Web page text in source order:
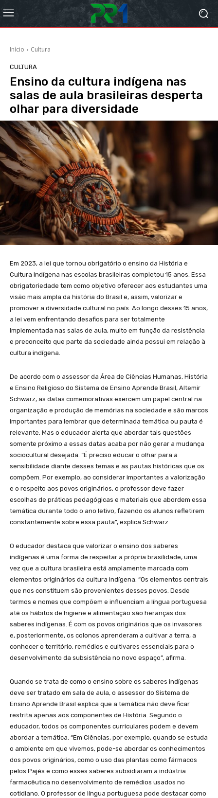
Início Cultura
CULTURA
Ensino da cultura indígena nas
salas de aula brasileiras desperta
olhar para diversidade
Em 2023, a lei que tornou obrigatório o ensino da História e
Cultura Indígena nas escolas brasileiras completou 15 anos. Essa
obrigatoriedade tem como objetivo oferecer aos estudantes uma
visão mais ampla da história do Brasil e, assim, valorizar e
promover a diversidade cultural no país. Ao longo desses 15 anos,
a lei vem enfrentando desafios para ser totalmente
implementada nas salas de aula, muito em função da resistência
e preconceito que parte da sociedade ainda possui em relação à
cultura indígena.
De acordo com o assessor da Área de Ciências Humanas, História
e Ensino Religioso do Sistema de Ensino Aprende Brasil, Altemir
Schwarz, as datas comemorativas exercem um papel central na
organização e produção de memórias na sociedade e são marcos
importantes para lembrar que determinada temática ou pauta é
relevante. Mas o educador alerta que abordar tais questões
somente próximo a essas datas acaba por não gerar a mudança
sociocultural desejada. “É preciso educar o olhar para a
sensibilidade diante desses temas e as pautas históricas que os
compõem. Por exemplo, ao considerar importantes a valorização
e o respeito aos povos originários, o professor deve fazer
escolhas de práticas pedagógicas e materiais que abordem essa
temática durante todo o ano letivo, fazendo os alunos refletirem
constantemente sobre essa pauta”, explica Schwarz.
O educador destaca que valorizar o ensino dos saberes
indígenas é uma forma de respeitar a própria brasilidade, uma
vez que a cultura brasileira está amplamente marcada com
elementos originários da cultura indígena. “Os elementos centrais
que nos constituem são provenientes desses povos. Desde
termos e nomes que compõem e influenciam a língua portuguesa
até os hábitos de higiene e alimentação são heranças dos
saberes indígenas. É com os povos originários que os invasores
e, posteriormente, os colonos aprenderam a cultivar a terra, a
conhecer o território, remédios e cultivares essenciais para o
desenvolvimento da subsistência no novo espaço”, afirma.
Quando se trata de como o ensino sobre os saberes indígenas
deve ser tratado em sala de aula, o assessor do Sistema de
Ensino Aprende Brasil explica que a temática não deve ficar
restrita apenas aos componentes de História. Segundo o
educador, todos os componentes curriculares podem e devem
abordar a temática. “Em Ciências, por exemplo, quando se estuda
o ambiente em que vivemos, pode-se abordar os conhecimentos
dos povos originários, como o uso das plantas como fármacos
pelos Pajés e como esses saberes subsidiaram a indústria
farmacêutica no desenvolvimento de remédios usados no
cotidiano. O professor de língua portuguesa pode destacar como